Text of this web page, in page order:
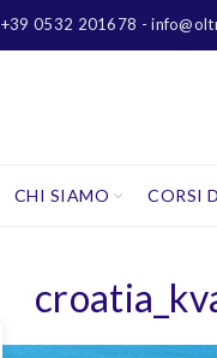
+39 0532 201678 -
CHI SIAMO CORSI